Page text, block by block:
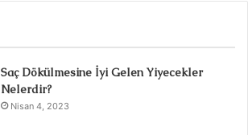
Saç Dökülmesine İyi Gelen Yiyecekler
Nelerdir?
Nisan 4, 2023